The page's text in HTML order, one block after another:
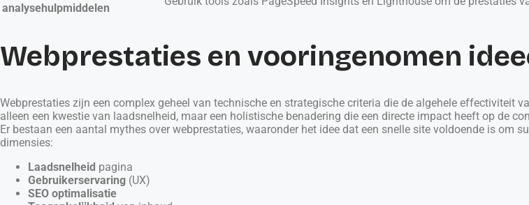
analysehulpmiddelen
Webprestaties en vooringenomen
Webprestaties zijn een complex geheel van technische en strategische criteria die de algehele effectiviteit
alleen een kwestie van laadsnelheid, maar een holistische benadering die een directe impact heeft op de
Er bestaan een aantal mythes over webprestaties, waaronder het idee dat een snelle site voldoende is om
dimensies:
Laadsnelheid pagina
Gebruikerservaring (UX)
SEO optimalisatie